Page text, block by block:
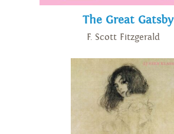
The Great Gatsby
F. Scott Fitzgerald